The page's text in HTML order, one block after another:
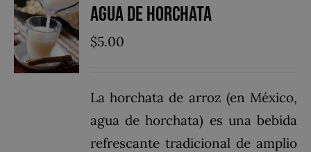
Agua de Horchata
$5.00
La horchata de arroz (en México,
agua de horchata) es una bebida
refrescante tradicional de amplio